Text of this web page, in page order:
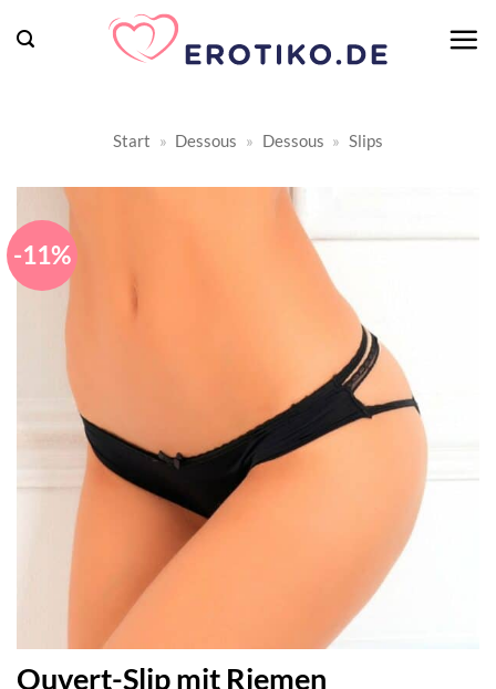
Inhalt
Start » Dessous » Dessous » Slips
-11%
Ouvert-Slip mit Riemen